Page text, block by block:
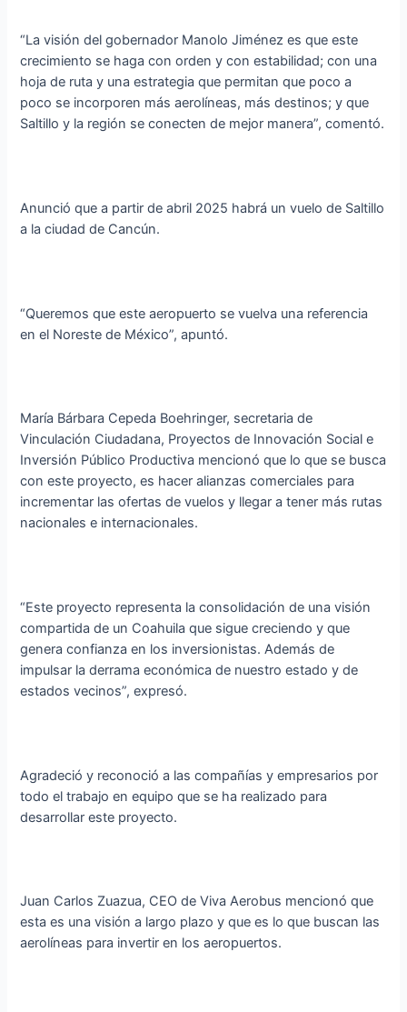
“La visión del gobernador Manolo Jiménez es que este
crecimiento se haga con orden y con estabilidad; con una
hoja de ruta y una estrategia que permitan que poco a
poco se incorporen más aerolíneas, más destinos; y que
Saltillo y la región se conecten de mejor manera”, comentó.
Anunció que a partir de abril 2025 habrá un vuelo de Saltillo
a la ciudad de Cancún.
“Queremos que este aeropuerto se vuelva una referencia
en el Noreste de México”, apuntó.
María Bárbara Cepeda Boehringer, secretaria de
Vinculación Ciudadana, Proyectos de Innovación Social e
Inversión Público Productiva mencionó que lo que se busca
con este proyecto, es hacer alianzas comerciales para
incrementar las ofertas de vuelos y llegar a tener más rutas
nacionales e internacionales.
“Este proyecto representa la consolidación de una visión
compartida de un Coahuila que sigue creciendo y que
genera confianza en los inversionistas. Además de
impulsar la derrama económica de nuestro estado y de
estados vecinos”, expresó.
Agradeció y reconoció a las compañías y empresarios por
todo el trabajo en equipo que se ha realizado para
desarrollar este proyecto.
Juan Carlos Zuazua, CEO de Viva Aerobus mencionó que
esta es una visión a largo plazo y que es lo que buscan las
aerolíneas para invertir en los aeropuertos.